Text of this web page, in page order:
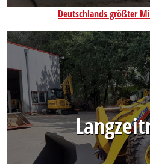
Deutschlands größter